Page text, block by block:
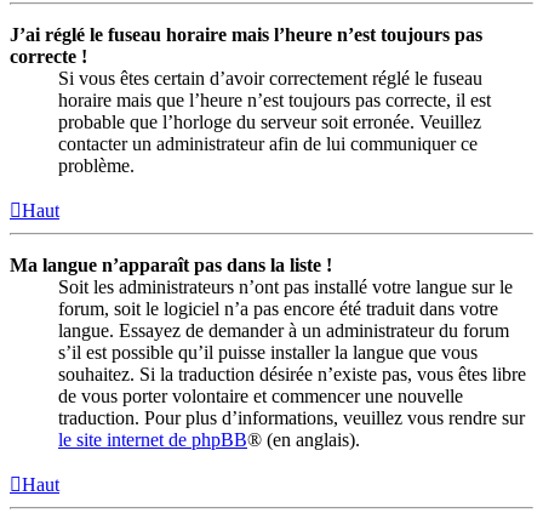
J’ai réglé le fuseau horaire mais l’heure n’est toujours pas
correcte !
Si vous êtes certain d’avoir correctement réglé le fuseau
horaire mais que l’heure n’est toujours pas correcte, il est
probable que l’horloge du serveur soit erronée. Veuillez
contacter un administrateur afin de lui communiquer ce
problème.
Haut
Ma langue n’apparaît pas dans la liste !
Soit les administrateurs n’ont pas installé votre langue sur le
forum, soit le logiciel n’a pas encore été traduit dans votre
langue. Essayez de demander à un administrateur du forum
s’il est possible qu’il puisse installer la langue que vous
souhaitez. Si la traduction désirée n’existe pas, vous êtes libre
de vous porter volontaire et commencer une nouvelle
traduction. Pour plus d’informations, veuillez vous rendre sur
le site internet de phpBB® (en anglais).
Haut